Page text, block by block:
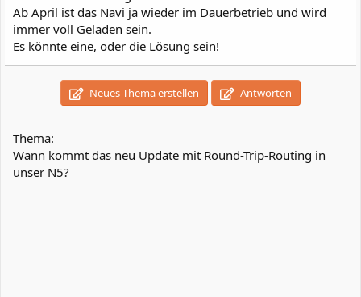
Ab April ist das Navi ja wieder im Dauerbetrieb und wird
immer voll Geladen sein.
Es könnte eine, oder die Lösung sein!
Neues Thema erstellen Antworten
Thema:
Wann kommt das neu Update mit Round-Trip-Routing in
unser N5?